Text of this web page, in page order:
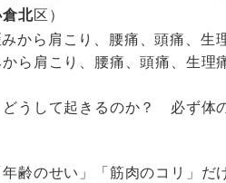
北区）
ら肩こり、腰痛、頭痛、生理
うして起きるのか？ 必ず体
齢のせい」「筋肉のコリ」だ